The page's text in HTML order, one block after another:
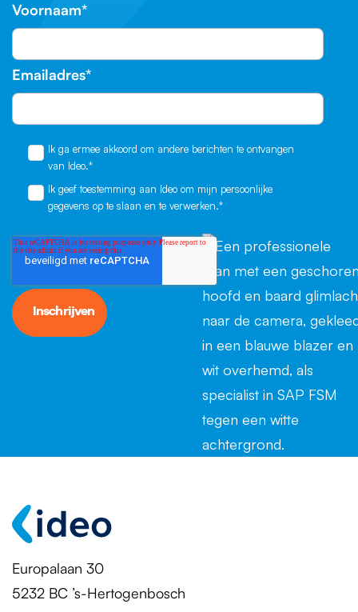
Voornaam*
Emailadres*
Ik ga ermee akkoord om andere berichten te ontvangen
van Ideo.*
Ik geef toestemming aan Ideo om mijn persoonlijke
gegevens op te slaan en te verwerken.*
Europalaan 30
5232 BC ’s-Hertogenbosch